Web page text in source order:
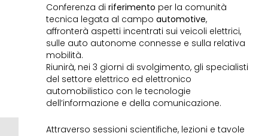
Conferenza di riferimento per la comunità
tecnica legata al campo automotive,
affronterà aspetti incentrati sui veicoli elettrici,
sulle auto autonome connesse e sulla relativa
mobilità.
Riunirà, nei 3 giorni di svolgimento, gli specialisti
del settore elettrico ed elettronico
automobilistico con le tecnologie
dell’informazione e della comunicazione.
Attraverso sessioni scientifiche, lezioni e tavole